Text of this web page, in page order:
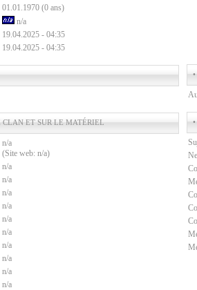
01.01.1970 (0 ans)
n/a
19.04.2025 - 04:35
19.04.2025 - 04:35
ET SUR LE MATÉRIEL
n/a
(Site web: n/a)
n/a
n/a
n/a
n/a
n/a
n/a
n/a
n/a
n/a
n/a
•
•